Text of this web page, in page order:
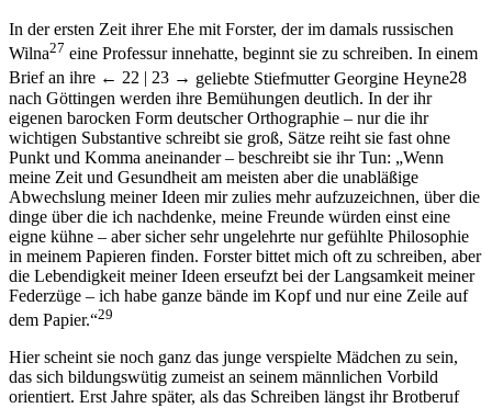
In der ersten Zeit ihrer Ehe mit Forster, der im damals russischen
Wilna
eine Professur innehatte, beginnt sie zu schreiben. In einem
Brief an ihre← 22 |23 →geliebte Stiefmutter Georgine Heyne
nach Göttingen werden ihre Bemühungen deutlich. In der ihr
eigenen barocken Form deutscher Orthographie – nur die ihr
wichtigen Substantive schreibt sie groß, Sätze reiht sie fast ohne
Punkt und Komma aneinander – beschreibt sie ihr Tun: „Wenn
meine Zeit und Gesundheit am meisten aber die unabläßige
Abwechslung meiner Ideen mir zulies mehr aufzuzeichnen, über die
dinge über die ich nachdenke, meine Freunde würden einst eine
eigne kühne – aber sicher sehr ungelehrte nur gefühlte Philosophie
in meinem Papieren finden. Forster bittet mich oft zu schreiben, aber
die Lebendigkeit meiner Ideen erseufzt bei der Langsamkeit meiner
Federzüge – ich habe ganze bände im Kopf und nur eine Zeile auf
Hier scheint sie noch ganz das junge verspielte Mädchen zu sein,
das sich bildungswütig zumeist an seinem männlichen Vorbild